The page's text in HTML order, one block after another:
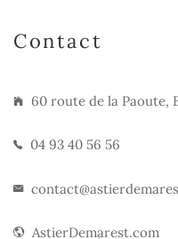
Contact
60 route de la Paoute,
04 93 40 56 56
AstierDemarest.com